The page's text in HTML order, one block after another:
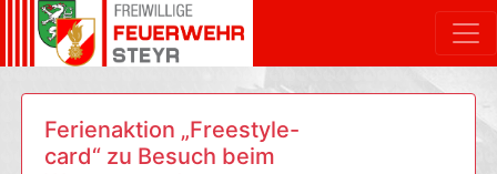
Ferienaktion „Freestyle-
card“ zu Besuch beim